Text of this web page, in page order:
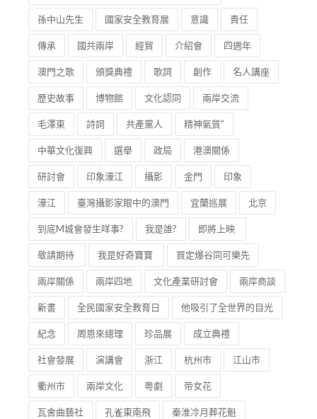
孫中山先生 國家安全教育展 意識 責任
傳承 國共兩岸 經貿 介紹會 四週年
澳門之歌 頒獎典禮 歌詞 創作 名人講座
歷史故事 博物館 文化認同 兩岸交流
毛澤東 詩詞 共產黨人 精神氣質”
中華文化復興 選舉 政局 港澳關係
研討會 印象濠江 攝影 金門 印象
濠江 臺灣攝影家眼中的澳門 宜蘭巡展 北京
到底M城會發生咩事? 我是誰? 即將上映
敬請期待 我是好奇寶寶 買定爆谷同可樂先
兩岸關係 兩岸四地 文化產業研討會 兩岸商談
新書 全民國家安全教育日 他吸引了全世界的目光
紀念 周恩來總理 珍品展 成立典禮
社會發展 演講會 浙江 杭州市 江山市
衢州市 兩岸文化 粵劇 帝女花
瓦舍曲藝社 孔雀東南飛 秦淮冷月葬花魁